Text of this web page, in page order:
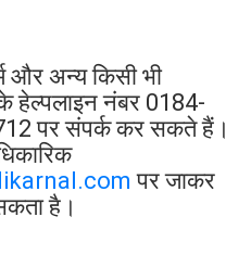
और अन्य किसी भी
हेल्पलाइन नंबर 0184-
पर संपर्क कर सकते हैं।
पर जाकर
है।